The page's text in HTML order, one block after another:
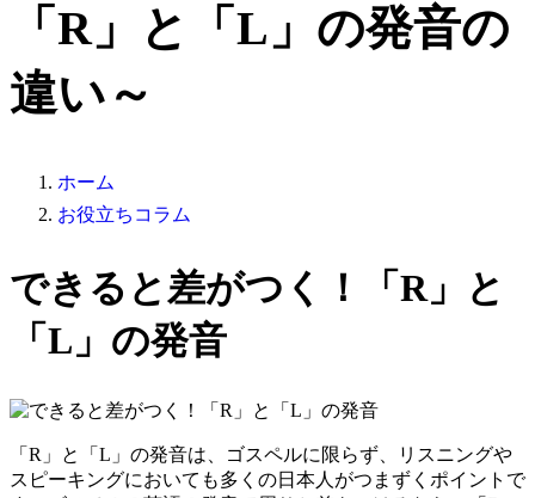
「R」と「L」の発音の
違い～
ホーム
お役立ちコラム
できると差がつく！「R」と
「L」の発音
「R」と「L」の発音は、ゴスペルに限らず、リスニングや
スピーキングにおいても多くの日本人がつまずくポイントで